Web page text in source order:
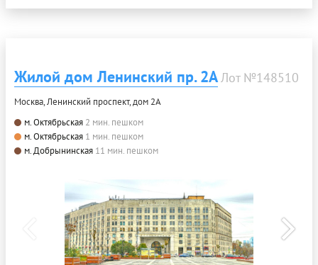
Жилой дом Ленинский пр. 2АЛот №148510
Москва, Ленинский проспект, дом 2А
м. Октябрьская 2 мин. пешком
м. Октябрьская 1 мин. пешком
м. Добрынинская 11 мин. пешком